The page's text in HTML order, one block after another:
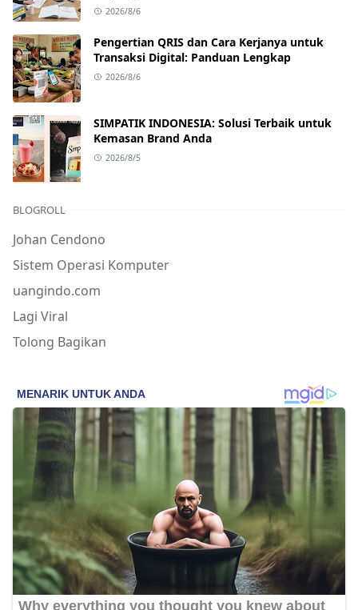
2026/8/6
Pengertian QRIS dan Cara Kerjanya untuk
Transaksi Digital: Panduan Lengkap
2026/8/6
SIMPATIK INDONESIA: Solusi Terbaik untuk
Kemasan Brand Anda
2026/8/5
BLOGROLL
Johan Cendono
Sistem Operasi Komputer
uangindo.com
Lagi Viral
Tolong Bagikan